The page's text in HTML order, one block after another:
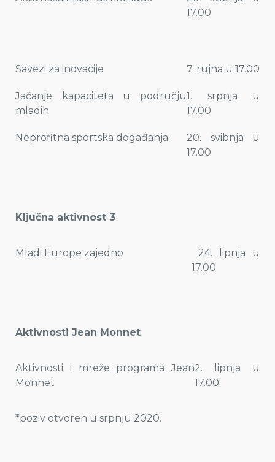
17.00
Savezi za inovacije 7. rujna u 17.00
Jačanje kapaciteta u području
mladih
1. srpnja u
17.00
Neprofitna sportska događanja
20. svibnja u
17.00
Ključna aktivnost 3
Mladi Europe zajedno
24. lipnja u
17.00
Aktivnosti Jean Monnet
Aktivnosti i mreže programa Jean
Monnet
2. lipnja u
17.00
*poziv otvoren u srpnju 2020.